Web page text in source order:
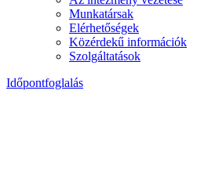
Munkatársak
Elérhetőségek
Közérdekű információk
Szolgáltatások
Időpontfoglalás